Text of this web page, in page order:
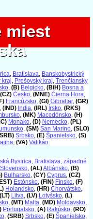
miest
miest
, Bratislava, Banskobystrický
kraj, Prešovský kraj, Trenčiansky
, (B) Belgicko, (BiH) Bosna a
(CZ) Česko, (MNE) Čierna Hora,
Francúzsko, (GI) Gibraltar, (GR)
(IND) India, (IRL) Írsko, (RKS)
, (MK) Macedónsko, (H)
Monako, (D) Nemecko, (PL)
, (SM) San Marino, (SLO)
Srbsko, (E) Španielsko, (S)
, (VA) Vatikán.
Bystrica, Bratislava, západné
, (AL)Albánsko, (B)
Bulharsko, (CY) Cyprus, (CZ)
Estónsko, (FIN) Fínsko, (F)
Holandsko, (HR) Chorvátsko,
(LT) Litva, (LV) Lotyšsko, (L)
, (MT) Malta, (MD) Moldavsko,
Portugalsko, (A) Rakúsko, (RO)
, (SRB) Srbsko, (E) Španielsko,